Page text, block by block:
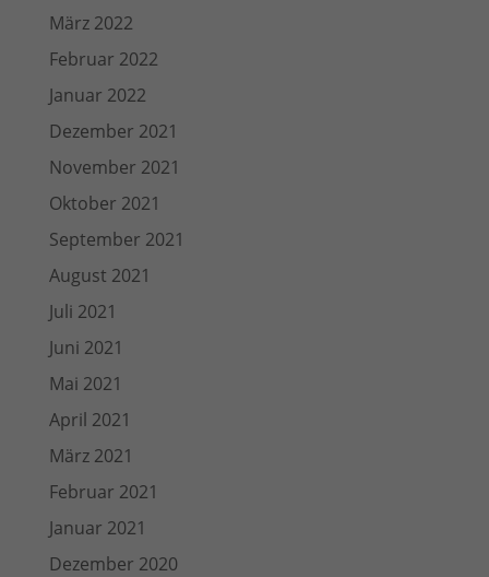
März 2022
Februar 2022
Januar 2022
Dezember 2021
November 2021
Oktober 2021
September 2021
August 2021
Juli 2021
Juni 2021
Mai 2021
April 2021
März 2021
Februar 2021
Januar 2021
Dezember 2020